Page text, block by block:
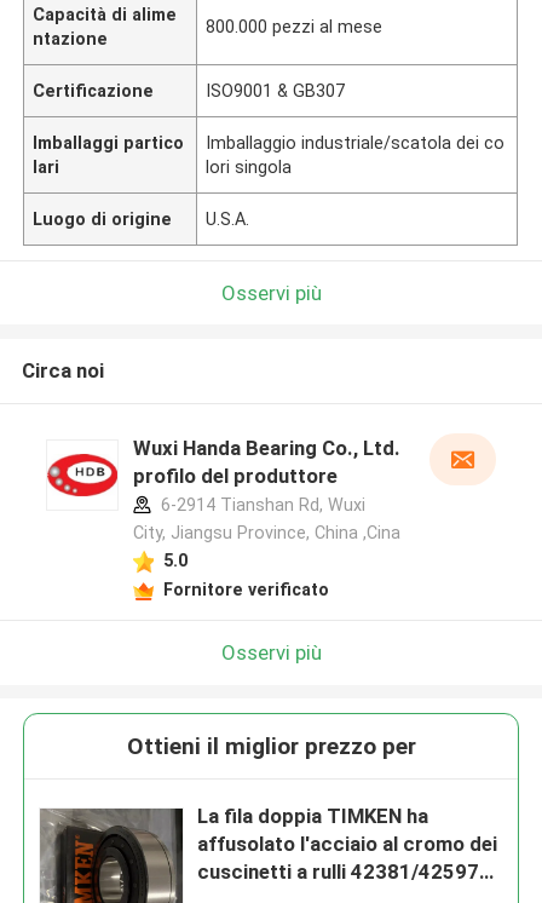
Capacità di alime
ntazione
800.000 pezzi al mese
Certificazione ISO9001 & GB307
Imballaggi partico
lari
Imballaggio industriale/scatola dei co
lori singola
Luogo di origine U.S.A.
Osservi più
Circa noi
Wuxi Handa Bearing Co., Ltd.
profilo del produttore
6-2914 Tianshan Rd, Wuxi
City, Jiangsu Province, China ,Cina
5.0
Fornitore verificato
Osservi più
Ottieni il miglior prezzo per
La fila doppia TIMKEN ha
affusolato l'acciaio al cromo dei
cuscinetti a rulli 42381/42597D